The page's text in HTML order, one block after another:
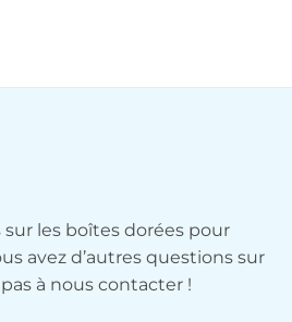
les boîtes dorées pour
avez d’autres questions sur
à nous contacter !